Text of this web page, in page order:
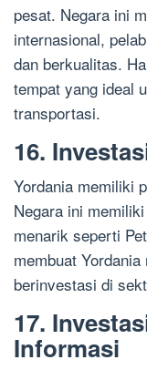
pesat. Negara ini
internasional,
dan berkualitas.
tempat yang ideal
transportasi.
16.
Yordania memiliki
Negara ini
menarik seperti
membuat
berinvestasi di
17.
Informasi